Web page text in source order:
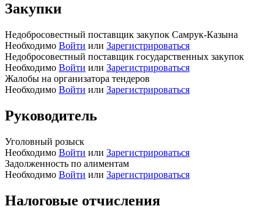
Закупки
Недобросовестный поставщик закупок Самрук-Казына
Необходимо Войти или Зарегистрироваться
Недобросовестный поставщик государственных закупок
Необходимо Войти или Зарегистрироваться
Жалобы на организатора тендеров
Необходимо Войти или Зарегистрироваться
Руководитель
Уголовный розыск
Необходимо Войти или Зарегистрироваться
Задолженность по алиментам
Необходимо Войти или Зарегистрироваться
Налоговые отчисления